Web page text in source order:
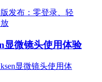
显微镜头使用体验